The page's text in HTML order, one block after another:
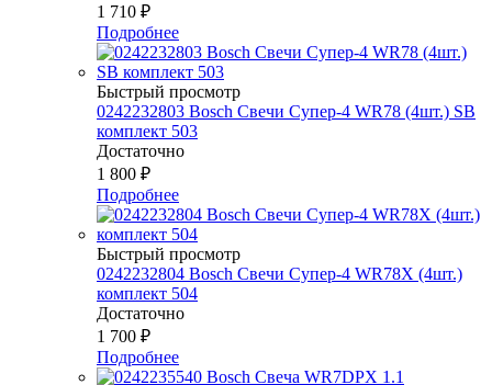
1 710 ₽
Подробнее
Быстрый просмотр
0242232803 Bosch Свечи Супер-4 WR78 (4шт.) SB
комплект 503
Достаточно
1 800 ₽
Подробнее
Быстрый просмотр
0242232804 Bosch Свечи Супер-4 WR78Х (4шт.)
комплект 504
Достаточно
1 700 ₽
Подробнее